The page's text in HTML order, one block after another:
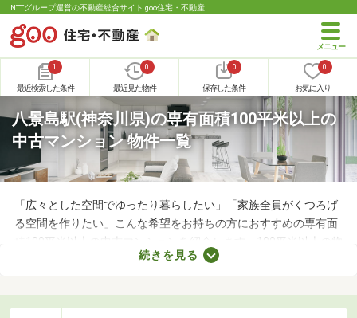
NTTグループ運営の不動産総合サイト goo住宅・不動産
1
最近検索した条件
0
最近見た物件
0
保存した条件
0
お気に入り
八景島駅(神奈川県)の専有面積100平米以上の
中古マンション 物件一覧
「広々とした空間でゆったり暮らしたい」「家族全員がくつろげ
る空間を作りたい」こんな希望をお持ちの方におすすめの専有面
積100平米以上の中古マンションを紹介します。100平米以上の物
件は、4人家族がゆったり暮らす広さとして最適。立地や物件設
てくださいね。
続きを見る